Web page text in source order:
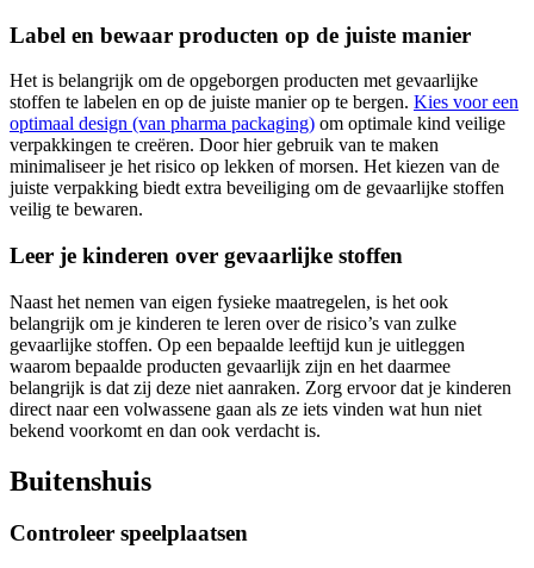
Label en bewaar producten op de juiste manier
Het is belangrijk om de opgeborgen producten met gevaarlijke
stoffen te labelen en op de juiste manier op te bergen. Kies voor een
optimaal design (van pharma packaging) om optimale kind veilige
verpakkingen te creëren. Door hier gebruik van te maken
minimaliseer je het risico op lekken of morsen. Het kiezen van de
juiste verpakking biedt extra beveiliging om de gevaarlijke stoffen
veilig te bewaren.
Leer je kinderen over gevaarlijke stoffen
Naast het nemen van eigen fysieke maatregelen, is het ook
belangrijk om je kinderen te leren over de risico’s van zulke
gevaarlijke stoffen. Op een bepaalde leeftijd kun je uitleggen
waarom bepaalde producten gevaarlijk zijn en het daarmee
belangrijk is dat zij deze niet aanraken. Zorg ervoor dat je kinderen
direct naar een volwassene gaan als ze iets vinden wat hun niet
bekend voorkomt en dan ook verdacht is.
Buitenshuis
Controleer speelplaatsen